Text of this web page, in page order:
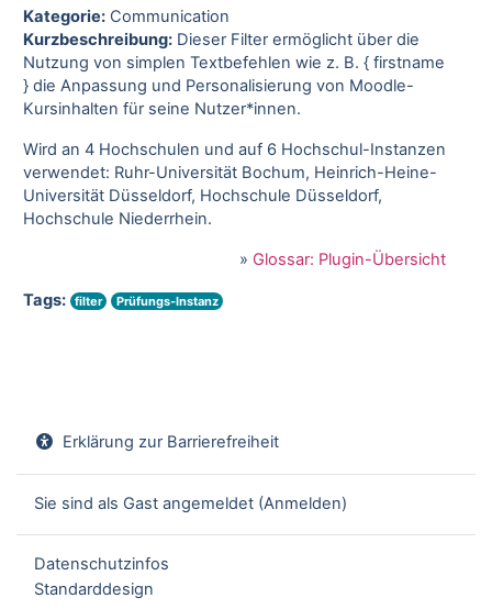
Kategorie:Communication
Kurzbeschreibung:Dieser Filter ermöglicht über die
Nutzung von simplen Textbefehlen wie z. B. { firstname
} die Anpassung und Personalisierung von Moodle-
Kursinhalten für seine Nutzer*innen.
Wird an 4 Hochschulen und auf 6 Hochschul-Instanzen
verwendet: Ruhr-Universität Bochum, Heinrich-Heine-
Universität Düsseldorf, Hochschule Düsseldorf,
Hochschule Niederrhein.
» Glossar: Plugin-Übersicht
Tags: filter Prüfungs-Instanz
Erklärung zur Barrierefreiheit
Sie sind als Gast angemeldet (Anmelden)
Datenschutzinfos
Standarddesign